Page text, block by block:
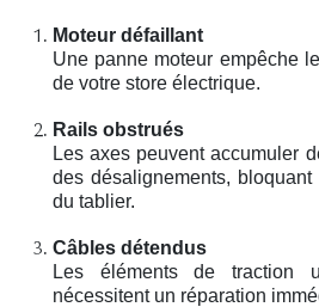
Moteur défaillant
Une panne moteur empêche
de votre store électrique.
Rails obstrués
Les axes peuvent accumuler
des désalignements,
du tablier.
Câbles détendus
Les éléments de traction
nécessitent un réparation